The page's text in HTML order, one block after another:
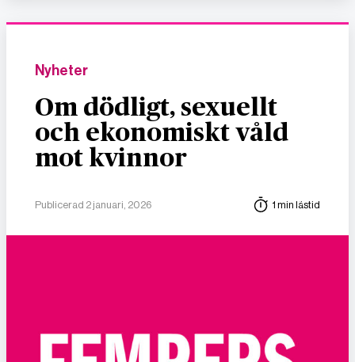
Nyheter
Om dödligt, sexuellt
och ekonomiskt våld
mot kvinnor
Publicerad 2 januari, 2026 1 min lästid